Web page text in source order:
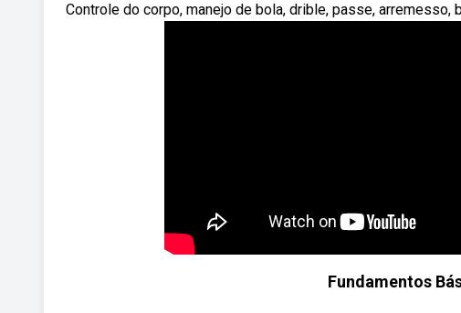
Controle do corpo, manejo de bola, drible, passe, arremesso,
Fundamentos